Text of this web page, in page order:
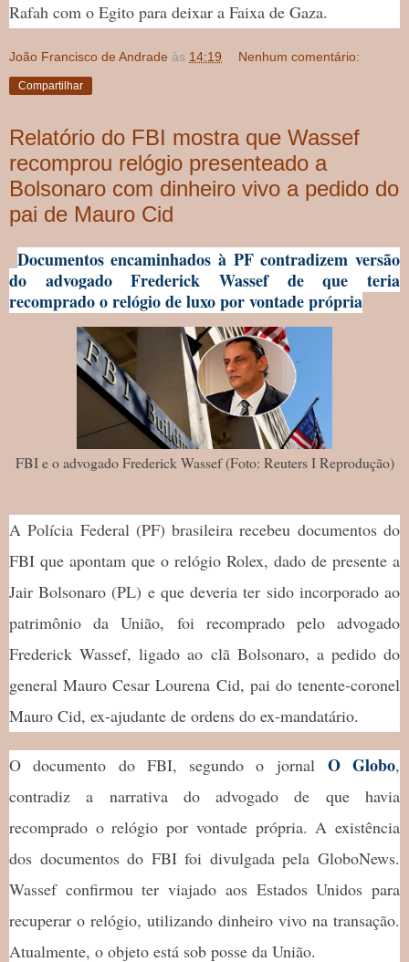
Rafah com o Egito para deixar a Faixa de Gaza.
João Francisco de Andrade às 14:19 Nenhum comentário:
Compartilhar
Relatório do FBI mostra que Wassef
recomprou relógio presenteado a
Bolsonaro com dinheiro vivo a pedido do
pai de Mauro Cid
Documentos encaminhados à PF contradizem versão
do advogado Frederick Wassef de que teria
recomprado o relógio de luxo por vontade própria
FBI e o advogado Frederick Wassef (Foto: Reuters I Reprodução)
A Polícia Federal (PF) brasileira recebeu documentos do
FBI que apontam que o relógio Rolex, dado de presente a
Jair Bolsonaro (PL) e que deveria ter sido incorporado ao
patrimônio da União, foi recomprado pelo advogado
Frederick Wassef, ligado ao clã Bolsonaro, a pedido do
general Mauro Cesar Lourena Cid, pai do tenente-coronel
Mauro Cid, ex-ajudante de ordens do ex-mandatário.
O documento do FBI, segundo o jornal O Globo,
contradiz a narrativa do advogado de que havia
recomprado o relógio por vontade própria. A existência
dos documentos do FBI foi divulgada pela GloboNews.
Wassef confirmou ter viajado aos Estados Unidos para
recuperar o relógio, utilizando dinheiro vivo na transação.
Atualmente, o objeto está sob posse da União.